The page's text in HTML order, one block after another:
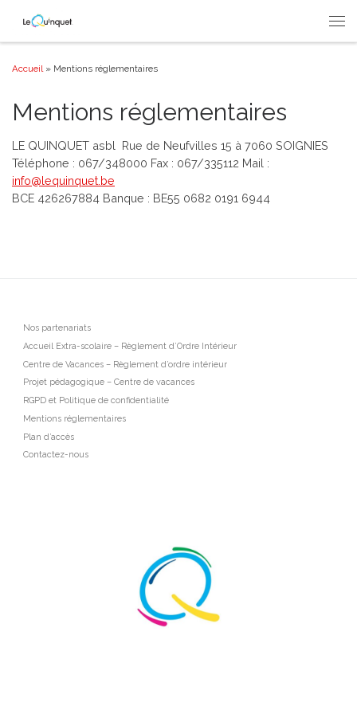
Passer au contenu
Accueil » Mentions réglementaires
Mentions réglementaires
LE QUINQUET asbl Rue de Neufvilles 15 à 7060 SOIGNIES
Téléphone : 067/348000 Fax : 067/335112 Mail :
info@lequinquet.be
BCE 426267884 Banque : BE55 0682 0191 6944
Nos partenariats
Accueil Extra-scolaire – Règlement d’Ordre Intérieur
Centre de Vacances – Règlement d’ordre intérieur
Projet pédagogique – Centre de vacances
RGPD et Politique de confidentialité
Mentions réglementaires
Plan d’accès
Contactez-nous